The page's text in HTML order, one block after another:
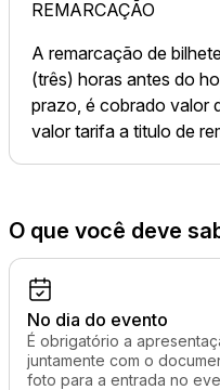
REMARCAÇÃO
A remarcação de
(três) horas antes do
prazo, é cobrado valor
valor tarifa a titulo de
O que você deve
No dia do evento
É obrigatório a
juntamente com o
foto para a entrada no